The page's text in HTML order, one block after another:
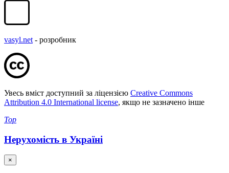
vasyl.net - розробник
Увесь вміст доступний за ліцензією Creative Commons
Attribution 4.0 International license, якщо не зазначено інше
Top
Нерухомість в Україні
×